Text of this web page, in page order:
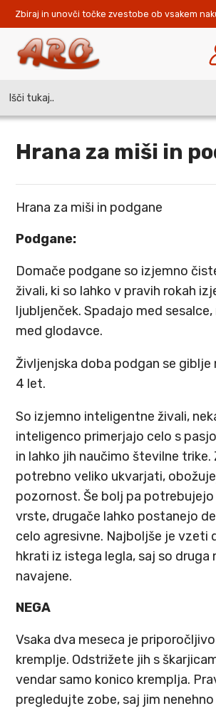
Zbiraj in unovči točke zvestobe ob vsakem
for:
Hrana za miši in
Hrana za miši in podgane
Podgane:
Domače podgane so izjemno
živali, ki so lahko v pravih rokah
ljubljenček. Spadajo med
med glodavce.
Življenjska doba podgan se giblje
4 let.
So izjemno inteligentne živali,
inteligenco primerjajo celo s
in lahko jih naučimo številne trike.
potrebno veliko ukvarjati,
pozornost. Še bolj pa
vrste, drugače lahko postanejo
celo agresivne. Najboljše je vzeti
hkrati iz istega legla, saj so druga
navajene.
NEGA
Vsaka dva meseca je
kremplje. Odstrižete jih s
vendar samo konico kremplja.
pregledujte zobe, saj jim